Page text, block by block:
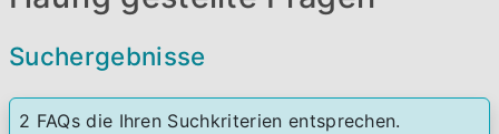
Suchergebnisse
2 FAQs die Ihren Suchkriterien entsprechen.